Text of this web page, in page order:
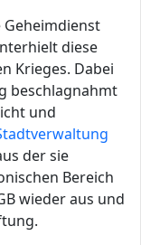
diese
Krieges. Dabei
beschlagnahmt
und
der sie
Bereich
wieder aus und